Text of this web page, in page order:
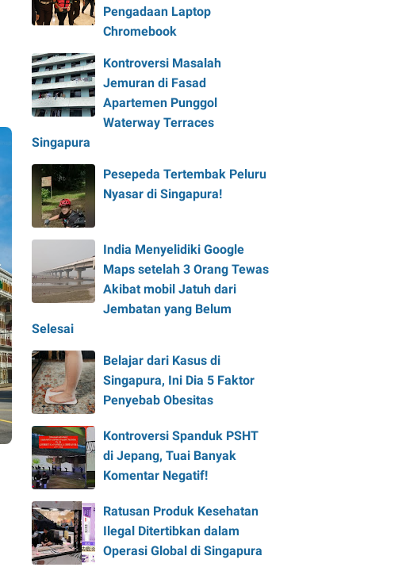
Pengadaan Laptop
Chromebook
Kontroversi Masalah
Jemuran di Fasad
Apartemen Punggol
Waterway Terraces
Singapura
Pesepeda Tertembak Peluru
Nyasar di Singapura!
India Menyelidiki Google
Maps setelah 3 Orang Tewas
Akibat mobil Jatuh dari
Jembatan yang Belum
Selesai
Belajar dari Kasus di
Singapura, Ini Dia 5 Faktor
Penyebab Obesitas
Kontroversi Spanduk PSHT
di Jepang, Tuai Banyak
Komentar Negatif!
Ratusan Produk Kesehatan
Ilegal Ditertibkan dalam
Operasi Global di Singapura